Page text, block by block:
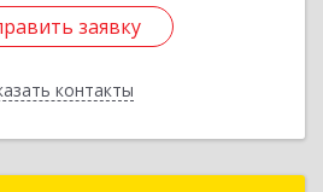
заявку
контакты
заявку
Назад